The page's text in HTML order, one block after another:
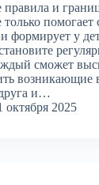
правила и
помогает
формирует у
сможет
возникающие
и…
октября 2025